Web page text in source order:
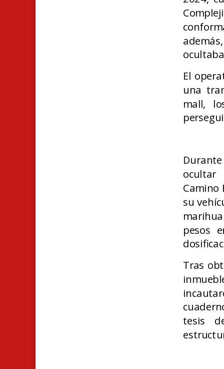
El
una
mall,
ocultar
Camino
su
pesos
Tras
tesis